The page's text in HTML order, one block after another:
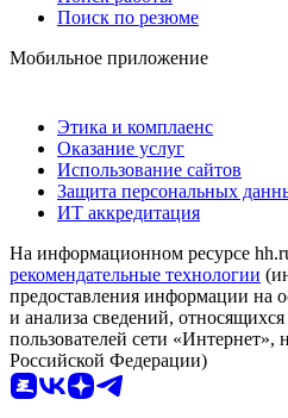
Поиск по резюме
Мобильное приложение
Этика и комплаенс
Оказание услуг
Использование сайтов
Защита персональных
ИТ аккредитация
На информационном ресурсе
рекомендательные технологии
предоставления информации на
и анализа сведений,
пользователей сети «Интернет»,
Российской Федерации)